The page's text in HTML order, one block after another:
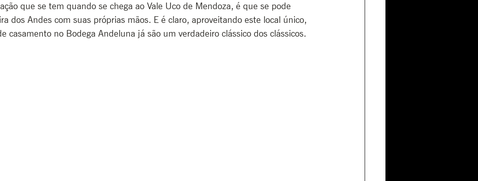
que se tem quando se chega ao Vale Uco de Mendoza, é que se pode
dos Andes com suas próprias mãos. E é claro, aproveitando este local único,
casamento no Bodega Andeluna já são um verdadeiro clássico dos clássicos.